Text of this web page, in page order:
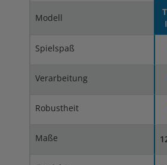
Modell
Spielspaß
Verarbeitung
Robustheit
Maße